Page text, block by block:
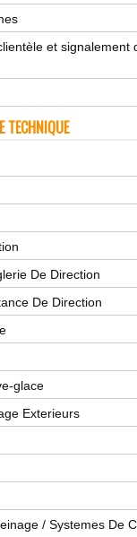
et signalement
TECHNIQUE
De Direction
De Direction
glace
Exterieurs
/ Systemes De